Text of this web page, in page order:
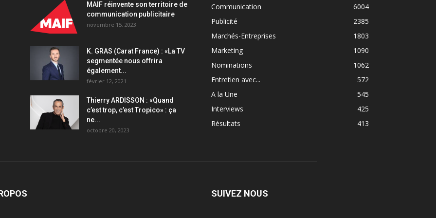
MAIF réinvente son territoire de
communication publicitaire
novembre 15, 2023
K. GRAS (Carat France) : «La TV
segmentée nous offrira
également...
février 12, 2021
Thierry ARDISSON : «Quand
c’est trop, c’est Tropico» : ça
ne...
octobre 20, 2023
Communication
6004
Publicité
2385
Marchés-Entreprises
1803
Marketing
1090
Nominations
1062
Entretien avec...
572
A la Une
545
Interviews
425
Résultats
413
SUIVEZ NOUS